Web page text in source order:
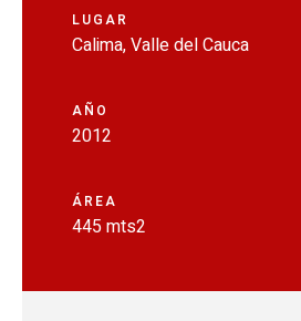
LUGAR
Calima, Valle del Cauca
AÑO
2012
ÁREA
445 mts2